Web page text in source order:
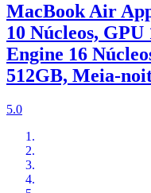
MacBook Air
10 Núcleos,
Engine 16
512GB, Meia-
5.0